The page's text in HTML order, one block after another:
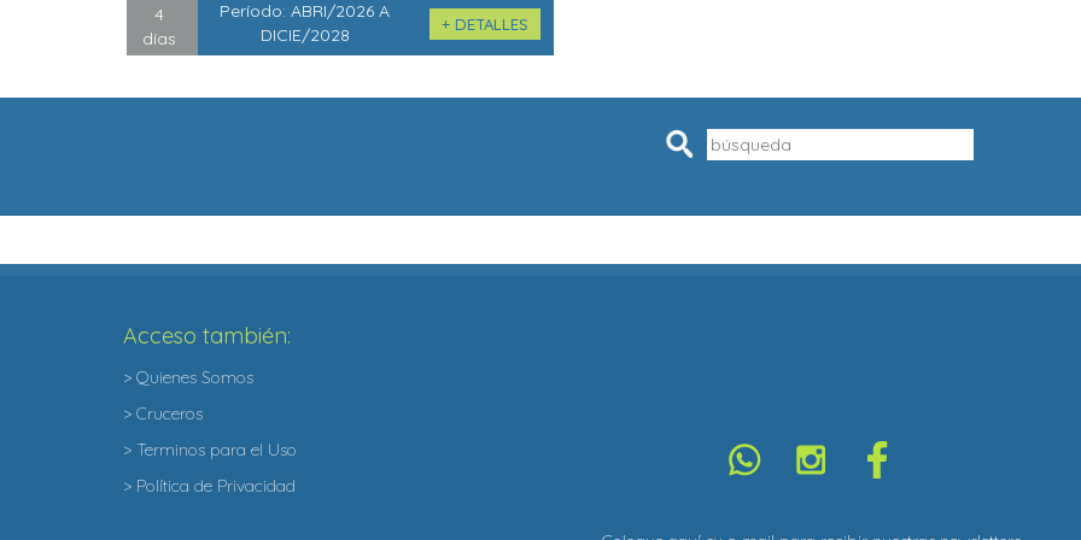
4
días
Período: ABRI/2026 A
DICIE/2028
+ DETALLES
Pesquisar
Acceso también:
> Quienes Somos
> Cruceros
> Terminos para el Uso
> Política de Privacidad